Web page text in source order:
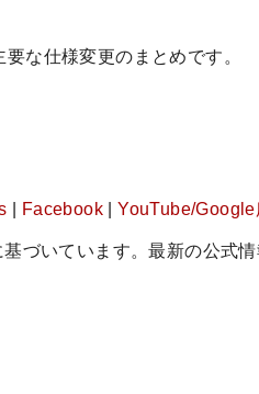
な仕様変更のまとめです。
Facebook |YouTube/Google
づいています。最新の公式